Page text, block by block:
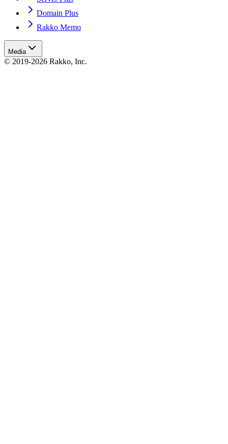
Domain Plus
Rakko Memo
Media
© 2019-2026 Rakko, Inc.